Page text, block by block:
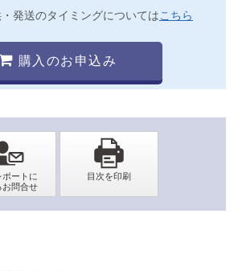
発送のタイミングについてはこちら
購入のお申込み